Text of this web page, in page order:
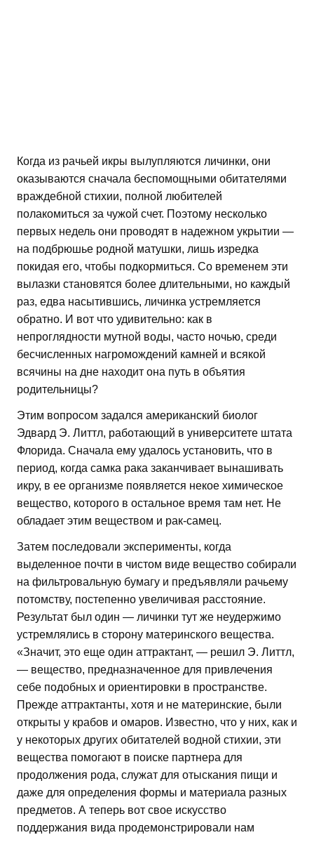
Когда из рачьей икры вылупляются личинки, они
оказываются сначала беспомощными обитателями
враждебной стихии, полной любителей
полакомиться за чужой счет. Поэтому несколько
первых недель они проводят в надежном укрытии —
на подбрюшье родной матушки, лишь изредка
покидая его, чтобы подкормиться. Со временем эти
вылазки становятся более длительными, но каждый
раз, едва насытившись, личинка устремляется
обратно. И вот что удивительно: как в
непроглядности мутной воды, часто ночью, среди
бесчисленных нагромождений камней и всякой
всячины на дне находит она путь в объятия
родительницы?
Этим вопросом задался американский биолог
Эдвард Э. Литтл, работающий в университете штата
Флорида. Сначала ему удалось установить, что в
период, когда самка рака заканчивает вынашивать
икру, в ее организме появляется некое химическое
вещество, которого в остальное время там нет. Не
обладает этим веществом и рак-самец.
Затем последовали эксперименты, когда
выделенное почти в чистом виде вещество собирали
на фильтровальную бумагу и предъявляли рачьему
потомству, постепенно увеличивая расстояние.
Результат был один — личинки тут же неудержимо
устремлялись в сторону материнского вещества.
«Значит, это еще один аттрактант, — решил Э. Литтл,
— вещество, предназначенное для привлечения
себе подобных и ориентировки в пространстве.
Прежде аттрактанты, хотя и не материнские, были
открыты у крабов и омаров. Известно, что у них, как и
у некоторых других обитателей водной стихии, эти
вещества помогают в поиске партнера для
продолжения рода, служат для отыскания пищи и
даже для определения формы и материала разных
предметов. А теперь вот свое искусство
поддержания вида продемонстрировали нам